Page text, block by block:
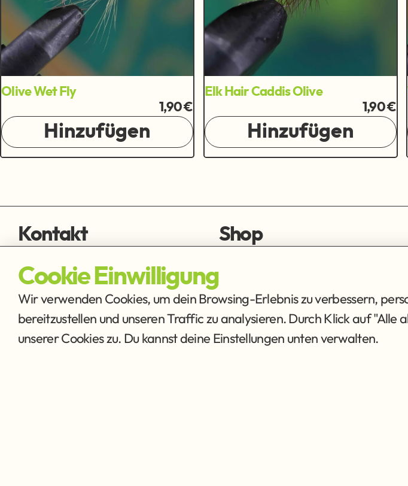
Olive Wet Fly
1,90 €
Hinzufügen
Elk Hair Caddis Olive
1,90 €
Hinzufügen
Kontakt
fischen@ffmh.at
Shop
Ausrüstung
Cookie Einwilligung
Wir verwenden Cookies, um dein Browsing-Erlebnis zu verbessern,
bereitzustellen und unseren Traffic zu analysieren. Durch Klick auf
unserer Cookies zu. Du kannst deine Einstellungen unten verwalten.